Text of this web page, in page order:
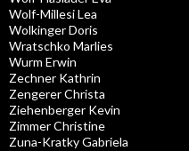
Wolf-Millesi Lea
Wolkinger Doris
Wratschko Marlies
Wurm Erwin
Zechner Kathrin
Zengerer Christa
Ziehenberger Kevin
Zimmer Christine
Zuna-Kratky Gabriela